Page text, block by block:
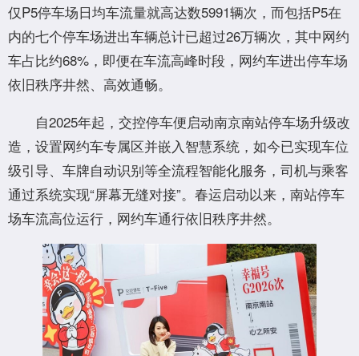
仅P5停车场日均车流量就高达数5991辆次，而包括P5在
内的七个停车场进出车辆总计已超过26万辆次，其中网约
车占比约68%，即便在车流高峰时段，网约车进出停车场
依旧秩序井然、高效通畅。
自2025年起，交控停车便启动南京南站停车场升级改
造，设置网约车专属区并嵌入智慧系统，如今已实现车位
级引导、车牌自动识别等全流程智能化服务，司机与乘客
通过系统实现“屏幕无缝对接”。春运启动以来，南站停车
场车流高位运行，网约车通行依旧秩序井然。